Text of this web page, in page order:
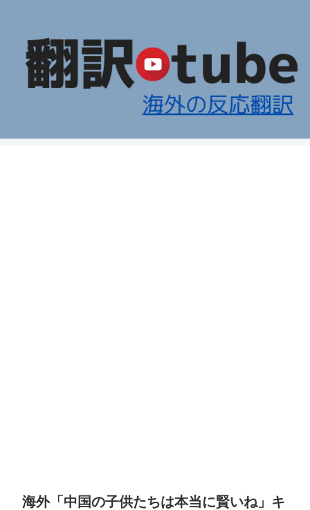
海外「中国の子供たちは本当に賢いね」キ